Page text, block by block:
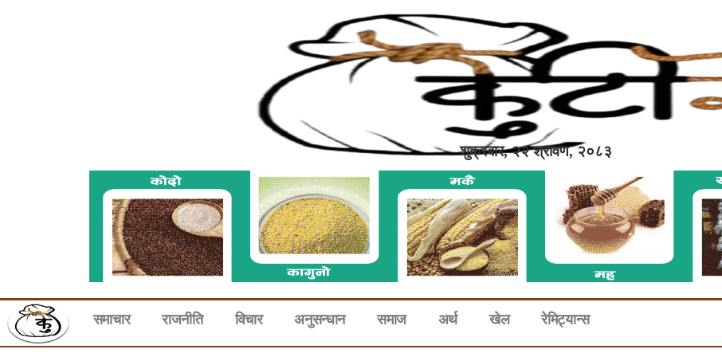
शुक्रबार, २२ श्रावण, २०८३
समाचार राजनीति विचार अनुसन्धान समाज अर्थ खेल रेमिट्यान्स